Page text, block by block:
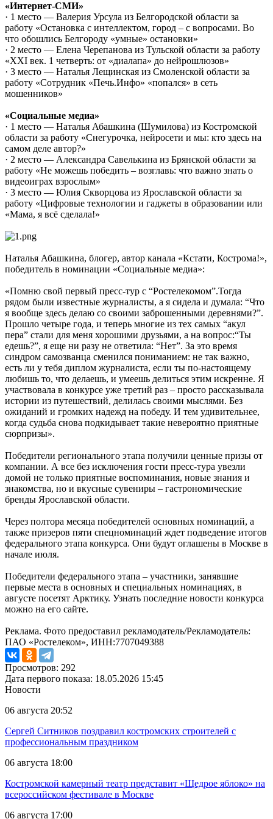
«Интернет-СМИ»
· 1 место — Валерия Урсула из Белгородской области за
работу «Остановка с интеллектом, город – с вопросами. Во
что обошлись Белгороду «умные» остановки»
· 2 место — Елена Черепанова из Тульской области за работу
«XXI век. 1 четверть: от «диалапа» до нейрошлюзов»
· 3 место — Наталья Лещинская из Смоленской области за
работу «Сотрудник «Печь.Инфо» «попался» в сеть
мошенников»
«Социальные медиа»
· 1 место — Наталья Абашкина (Шумилова) из Костромской
области за работу «Снегурочка, нейросети и мы: кто здесь на
самом деле автор?»
· 2 место — Александра Савелькина из Брянской области за
работу «Не можешь победить – возглавь: что важно знать о
видеоиграх взрослым»
· 3 место — Юлия Скворцова из Ярославской области за
работу «Цифровые технологии и гаджеты в образовании или
«Мама, я всё сделала!»
Наталья Абашкина, блогер, автор канала «Кстати, Кострома!»,
победитель в номинации «Социальные медиа»:
«Помню свой первый пресс-тур с “Ростелекомом”.Тогда
рядом были известные журналисты, а я сидела и думала: “Что
я вообще здесь делаю со своими заброшенными деревнями?”.
Прошло четыре года, и теперь многие из тех самых “акул
пера” стали для меня хорошими друзьями, а на вопрос:“Ты
едешь?”, я еще ни разу не ответила: “Нет”. За это время
синдром самозванца сменился пониманием: не так важно,
есть ли у тебя диплом журналиста, если ты по-настоящему
любишь то, что делаешь, и умеешь делиться этим искренне. Я
участвовала в конкурсе уже третий раз – просто рассказывала
истории из путешествий, делилась своими мыслями. Без
ожиданий и громких надежд на победу. И тем удивительнее,
когда судьба снова подкидывает такие невероятно приятные
сюрпризы».
Победители регионального этапа получили ценные призы от
компании. А все без исключения гости пресс-тура увезли
домой не только приятные воспоминания, новые знания и
знакомства, но и вкусные сувениры – гастрономические
бренды Ярославской области.
Через полтора месяца победителей основных номинаций, а
также призеров пяти спецноминаций ждет подведение итогов
федерального этапа конкурса. Они будут оглашены в Москве в
начале июля.
Победители федерального этапа – участники, занявшие
первые места в основных и специальных номинациях, в
августе посетят Арктику. Узнать последние новости конкурса
можно на его сайте.
Реклама. Фото предоставил рекламодатель/Рекламодатель:
ПАО «Ростелеком», ИНН:7707049388
Просмотров: 292
Дата первого показа: 18.05.2026 15:45
Новости
06 августа 20:52
Сергей Ситников поздравил костромских строителей с
профессиональным праздником
06 августа 18:00
Костромской камерный театр представит «Щедрое яблоко» на
всероссийском фестивале в Москве
06 августа 17:00